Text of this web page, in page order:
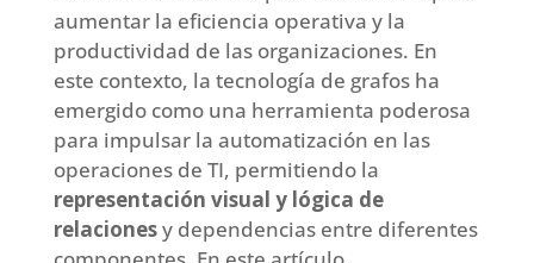
aumentar la eficiencia operativa y la
productividad de las organizaciones. En
este contexto, la tecnología de grafos ha
emergido como una herramienta poderosa
para impulsar la automatización en las
operaciones de TI, permitiendo la
representación visual y lógica de
relacionesy dependencias entre diferentes